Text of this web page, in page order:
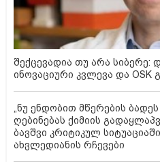
შექცევადია თუ არა სიბერე:
ინოვაციური კვლევა და OSK
„ნუ ენდობით მწერების
ღებინებას ქიმიის
ბავშვი კრიტიკულ
ახვლედიანის რჩევები